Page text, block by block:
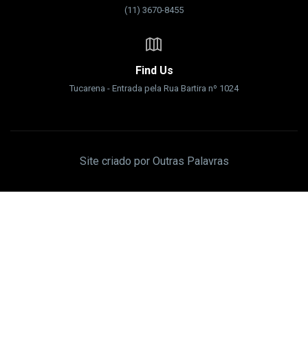
(11) 3670-8455
Find Us
Tucarena - Entrada pela Rua Bartira nº 1024
Site criado por Outras Palavras